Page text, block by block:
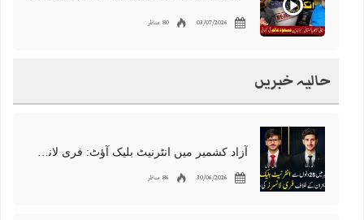
03/07/2026 80 مناظر
حالیہ خبریں
آزاد کشمیر میں انٹرنیٹ بلیک آؤٹ: فری لانسرز کا معاشی قتل، احتجاج شروع
30/06/2026 86 مناظر